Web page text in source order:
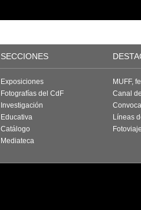
SECCIONES
Exposiciones
Fotografías del CdF
Investigación
Educativa
Catálogo
Mediateca
MUFF,
Canal
Líneas